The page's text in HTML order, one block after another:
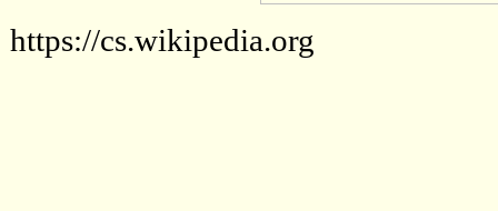
https://cs.wikipedia.org